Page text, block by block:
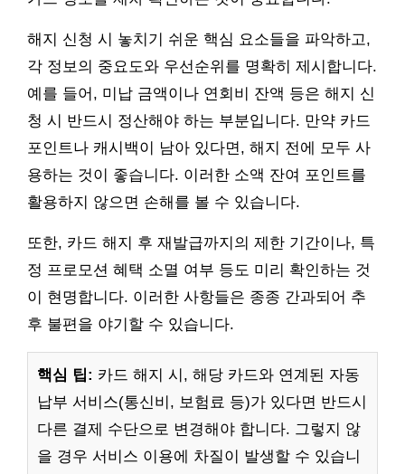
해지 신청 시 놓치기 쉬운 핵심 요소들을 파악하고,
각 정보의 중요도와 우선순위를 명확히 제시합니다.
예를 들어, 미납 금액이나 연회비 잔액 등은 해지 신
청 시 반드시 정산해야 하는 부분입니다. 만약 카드
포인트나 캐시백이 남아 있다면, 해지 전에 모두 사
용하는 것이 좋습니다. 이러한 소액 잔여 포인트를
활용하지 않으면 손해를 볼 수 있습니다.
또한, 카드 해지 후 재발급까지의 제한 기간이나, 특
정 프로모션 혜택 소멸 여부 등도 미리 확인하는 것
이 현명합니다. 이러한 사항들은 종종 간과되어 추
후 불편을 야기할 수 있습니다.
핵심 팁: 카드 해지 시, 해당 카드와 연계된 자동
납부 서비스(통신비, 보험료 등)가 있다면 반드시
다른 결제 수단으로 변경해야 합니다. 그렇지 않
을 경우 서비스 이용에 차질이 발생할 수 있습니